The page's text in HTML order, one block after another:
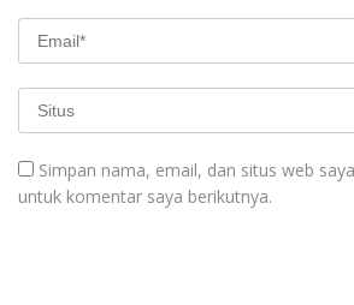
Simpan nama, email, dan situs web
untuk komentar saya berikutnya.